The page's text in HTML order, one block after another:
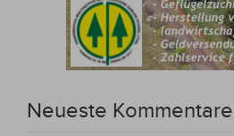
Neueste Kommentare